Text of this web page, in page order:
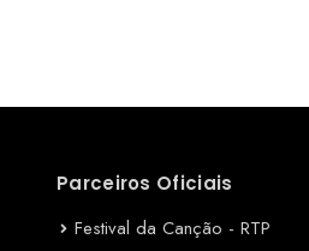
Parceiros Oficiais
Festival da Canção - RTP